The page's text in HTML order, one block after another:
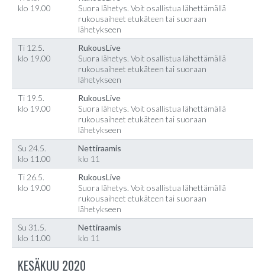
klo 19.00
Suora lähetys. Voit osallistua lähettämällä
rukousaiheet etukäteen tai suoraan
lähetykseen
Ti 12.5.
klo 19.00
RukousLive
Suora lähetys. Voit osallistua lähettämällä
rukousaiheet etukäteen tai suoraan
lähetykseen
Ti 19.5.
klo 19.00
RukousLive
Suora lähetys. Voit osallistua lähettämällä
rukousaiheet etukäteen tai suoraan
lähetykseen
Su 24.5.
klo 11.00
Nettiraamis
klo 11
Ti 26.5.
klo 19.00
RukousLive
Suora lähetys. Voit osallistua lähettämällä
rukousaiheet etukäteen tai suoraan
lähetykseen
Su 31.5.
klo 11.00
Nettiraamis
klo 11
KESÄKUU 2020